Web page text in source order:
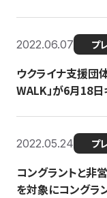
2022.06.07 プ
ウクライナ支援団
WALK」が6月18日
2022.05.24 プ
コングラントと非
を対象にコングラ